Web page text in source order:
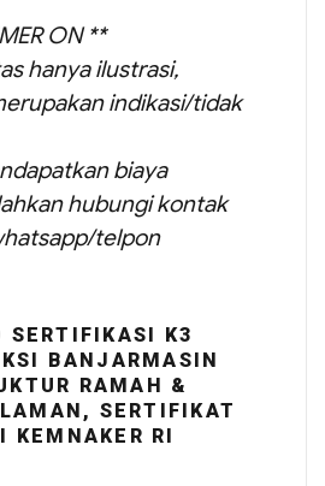
ON **
hanya ilustrasi,
indikasi/tidak
biaya
hubungi kontak
telpon
SERTIFIKASI K3
BANJARMASIN
RAMAH &
SERTIFIKAT
KEMNAKER RI